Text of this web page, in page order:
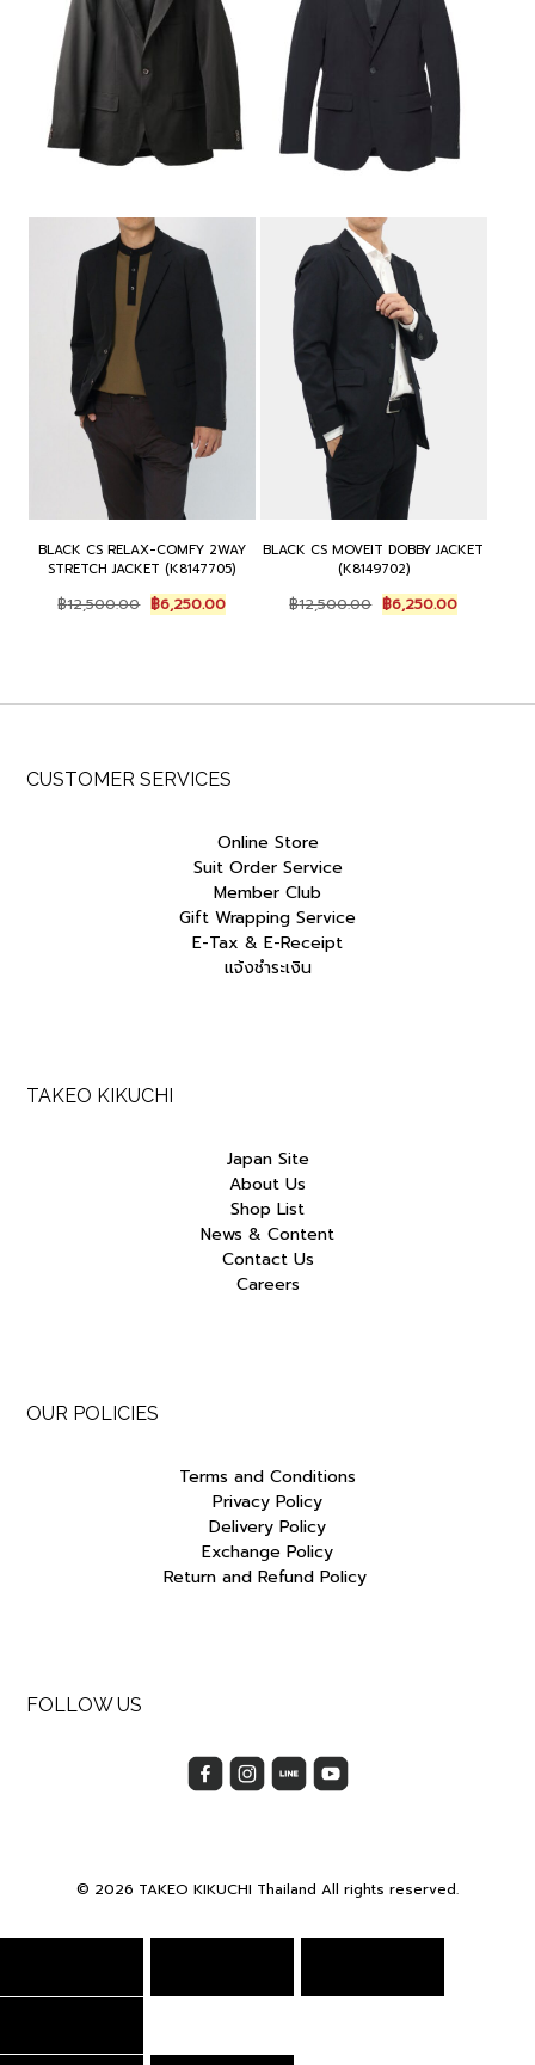
BLACK CS RELAX-COMFY 2WAY
STRETCH JACKET (K8147705)
฿12,500.00 Original
price
฿6,250.00Current
price
BLACK CS MOVEIT DOBBY JACKET
(K8149702)
฿12,500.00 Original
price
฿6,250.00Current
price
CUSTOMER SERVICES
Online Store
Suit Order Service
Member Club
Gift Wrapping Service
E-Tax & E-Receipt
แจ้งชำระเงิน
TAKEO KIKUCHI
Japan Site
About Us
Shop List
News & Content
Contact Us
Careers
OUR POLICIES
Terms and Conditions
Privacy Policy
Delivery Policy
Exchange Policy
Return and Refund Policy
FOLLOW US
© 2026 TAKEO KIKUCHI Thailand All rights reserved.